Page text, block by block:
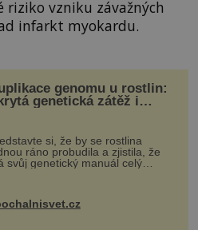
riziko vzniku závažných
infarkt myokardu.
genomu u rostlin:
genetická zátěž i
si, že by se rostlina
ráno probudila a zjistila, že
svůj genetický manuál celý